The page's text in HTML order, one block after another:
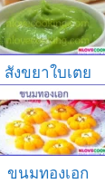
สังขยาใบเตย
ขนมทองเอก